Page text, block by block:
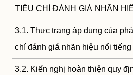
TIÊU CHÍ ĐÁNH GIÁ NHÃN
3.1. Thực trạng áp dụng của
chí đánh giá nhãn hiệu nổi tiếng
3.2. Kiến nghị hoàn thiện quy